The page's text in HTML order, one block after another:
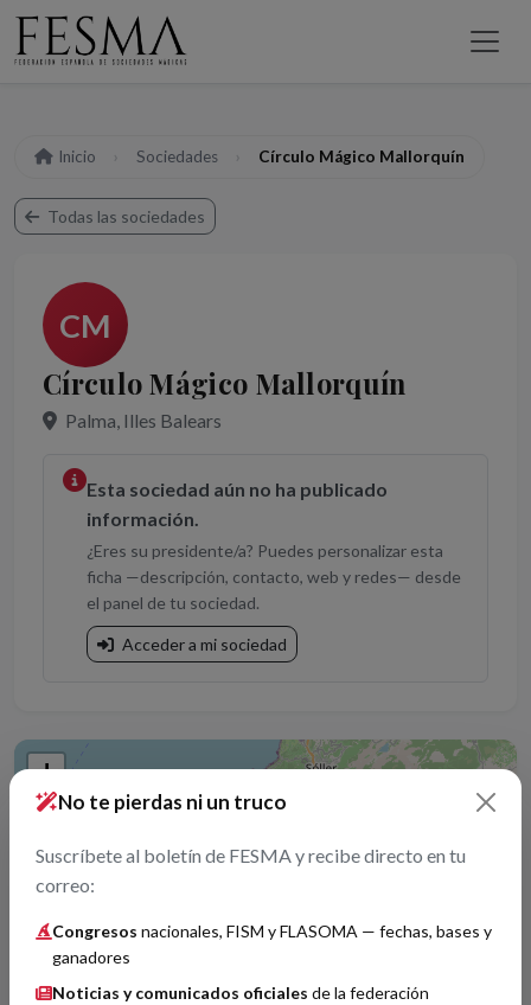
Inicio Sociedades Círculo Mágico Mallorquín
Todas las sociedades
CM
Círculo Mágico Mallorquín
Palma, Illes Balears
Esta sociedad aún no ha publicado
información.
¿Eres su presidente/a? Puedes personalizar esta
ficha —descripción, contacto, web y redes— desde
el panel de tu sociedad.
Acceder a mi sociedad
+
−No te pierdas ni un truco
Suscríbete al boletín de FESMA y recibe directo en tu
correo:
Congresos nacionales, FISM y FLASOMA — fechas, bases y
ganadores
Noticias y comunicados oficiales de la federación